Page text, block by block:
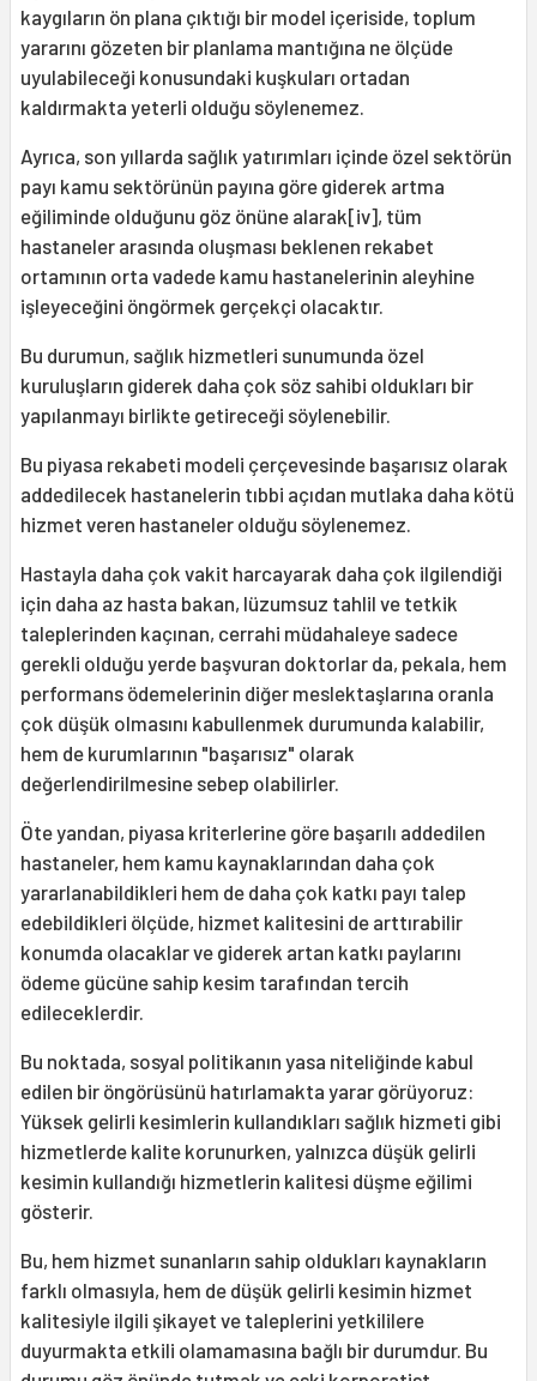
kaygıların ön plana çıktığı bir model içeriside, toplum
yararını gözeten bir planlama mantığına ne ölçüde
uyulabileceği konusundaki kuşkuları ortadan
kaldırmakta yeterli olduğu söylenemez.
Ayrıca, son yıllarda sağlık yatırımları içinde özel sektörün
payı kamu sektörünün payına göre giderek artma
eğiliminde olduğunu göz önüne alarak[iv], tüm
hastaneler arasında oluşması beklenen rekabet
ortamının orta vadede kamu hastanelerinin aleyhine
işleyeceğini öngörmek gerçekçi olacaktır.
Bu durumun, sağlık hizmetleri sunumunda özel
kuruluşların giderek daha çok söz sahibi oldukları bir
yapılanmayı birlikte getireceği söylenebilir.
Bu piyasa rekabeti modeli çerçevesinde başarısız olarak
addedilecek hastanelerin tıbbi açıdan mutlaka daha kötü
hizmet veren hastaneler olduğu söylenemez.
Hastayla daha çok vakit harcayarak daha çok ilgilendiği
için daha az hasta bakan, lüzumsuz tahlil ve tetkik
taleplerinden kaçınan, cerrahi müdahaleye sadece
gerekli olduğu yerde başvuran doktorlar da, pekala, hem
performans ödemelerinin diğer meslektaşlarına oranla
çok düşük olmasını kabullenmek durumunda kalabilir,
hem de kurumlarının "başarısız" olarak
değerlendirilmesine sebep olabilirler.
Öte yandan, piyasa kriterlerine göre başarılı addedilen
hastaneler, hem kamu kaynaklarından daha çok
yararlanabildikleri hem de daha çok katkı payı talep
edebildikleri ölçüde, hizmet kalitesini de arttırabilir
konumda olacaklar ve giderek artan katkı paylarını
ödeme gücüne sahip kesim tarafından tercih
edileceklerdir.
Bu noktada, sosyal politikanın yasa niteliğinde kabul
edilen bir öngörüsünü hatırlamakta yarar görüyoruz:
Yüksek gelirli kesimlerin kullandıkları sağlık hizmeti gibi
hizmetlerde kalite korunurken, yalnızca düşük gelirli
kesimin kullandığı hizmetlerin kalitesi düşme eğilimi
gösterir.
Bu, hem hizmet sunanların sahip oldukları kaynakların
farklı olmasıyla, hem de düşük gelirli kesimin hizmet
kalitesiyle ilgili şikayet ve taleplerini yetkililere
duyurmakta etkili olamamasına bağlı bir durumdur. Bu